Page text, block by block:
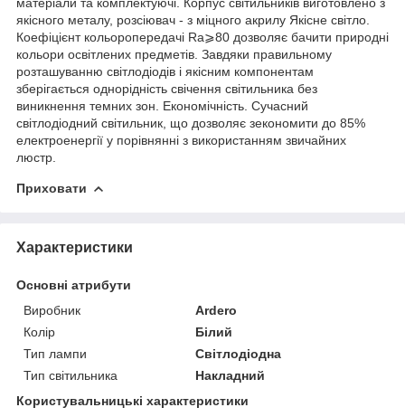
якісного металу, розсіювач - з міцного акрилу Якісне світло.
Коефіцієнт кольоропередачі Ra⩾80 дозволяє бачити природні
кольори освітлених предметів. Завдяки правильному
розташуванню світлодіодів і якісним компонентам
зберігається однорідність свічення світильника без
виникнення темних зон. Економічність. Сучасний
світлодіодний світильник, що дозволяє зекономити до 85%
електроенергії у порівнянні з використанням звичайних
люстр.
Приховати
Характеристики
Основні атрибути
Виробник
Ardero
Колір
Білий
Тип лампи
Світлодіодна
Тип світильника
Накладний
Користувальницькі характеристики